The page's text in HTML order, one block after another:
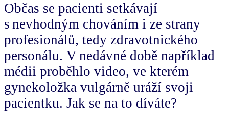
Občas se pacienti setkávají
s nevhodným chováním i ze strany
profesionálů, tedy zdravotnického
personálu. V nedávné době například
médii proběhlo video, ve kterém
gynekoložka vulgárně uráží svoji
pacientku. Jak se na to díváte?